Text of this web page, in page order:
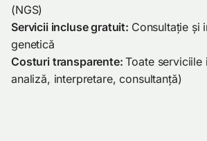
(NGS)
Servicii incluse gratuit: Consultație și
genetică
Costuri transparente:Toate serviciile
analiză, interpretare, consultanță)